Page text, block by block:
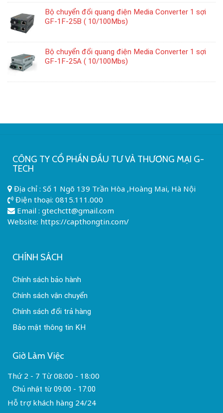
Bộ chuyển đổi quang điện Media Converter 1 sợi
GF-1F-25B ( 10/100Mbs)
Bộ chuyển đổi quang điện Media Converter 1 sợi
GF-1F-25A ( 10/100Mbs)
CÔNG TY CỔ PHẦN ĐẦU TƯ VÀ THƯƠNG MẠI G-
TECH
Địa chỉ : Số 1 Ngõ 139 Trần Hòa ,Hoàng Mai, Hà Nội
Điện thoại: 0815.111.000
Email : gtechctt@gmail.com
Website: https://capthongtin.com/
CHÍNH SÁCH
Chính sách bảo hành
Chính sách vận chuyển
Chính sách đổi trả hàng
Bảo mật thông tin KH
Giờ Làm Việc
Thứ 2 - 7 Từ 08:00 - 18:00
Chủ nhật từ 09:00 - 17:00
Hỗ trợ khách hàng 24/24